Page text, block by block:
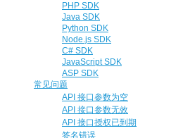
PHP SDK
Java SDK
Python SDK
Node.js SDK
C# SDK
JavaScript SDK
ASP SDK
常见问题
API 接口参数为空
API 接口参数无效
API 接口授权已到期
签名错误